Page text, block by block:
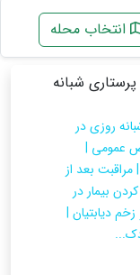
انتخاب محله
شبانه
روزی در
عمومی |
بعد از
بیمار در
دیابتیان |